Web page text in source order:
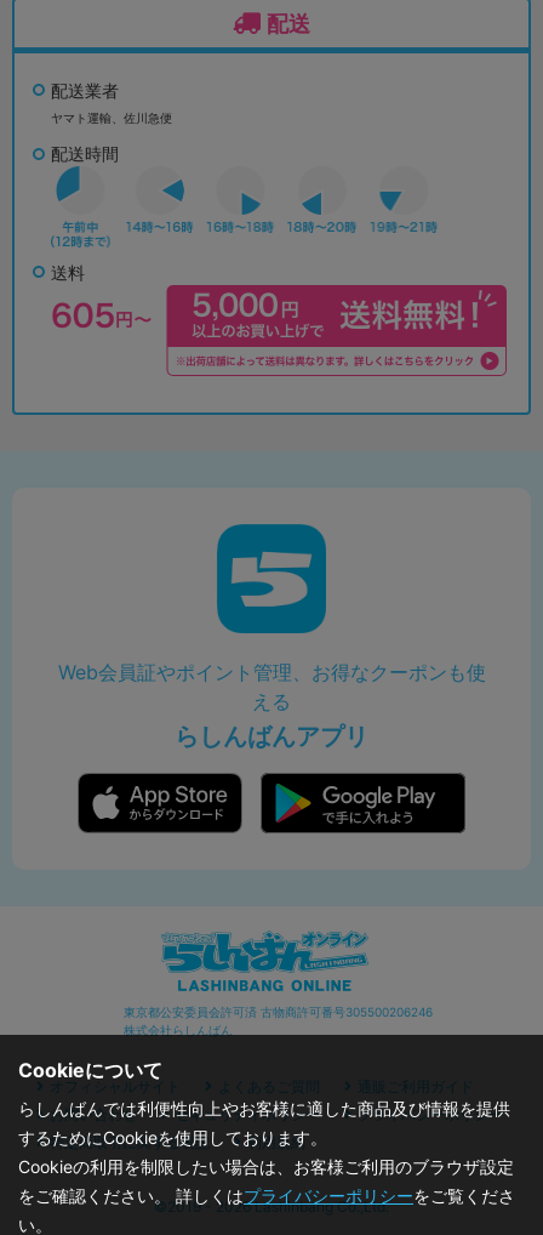
配送
配送業者
ヤマト運輸、佐川急便
配送時間
送料
Web会員証やポイント管理、お得なクーポンも使
える
らしんばんアプリ
東京都公安委員会許可済 古物商許可番号305500206246
株式会社らしんばん
オフィシャルサイト よくあるご質問
通販ご利用ガイド
お問い合わせ
セキュリティポリシー
プライバシーポリシー
特定商取引に関する表記
利用規約
©2019 - 2026 Lashinbang Co.,Ltd.
Cookieについて
らしんばんでは利便性向上やお客様に適した商品及び情報を提供
するためにCookieを使用しております。
Cookieの利用を制限したい場合は、お客様ご利用のブラウザ設定
をご確認ください。 詳しくはプライバシーポリシーをご覧くださ
い。